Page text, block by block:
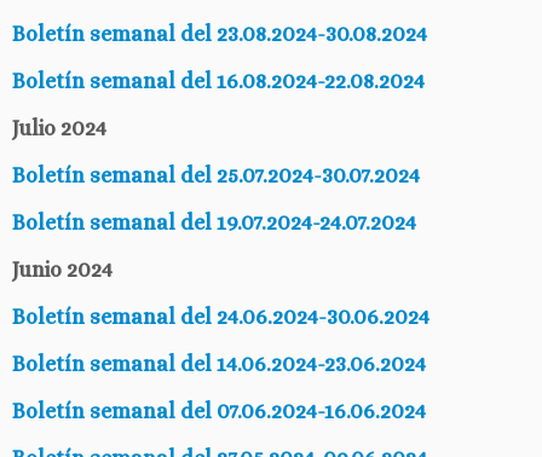
Boletín semanal del 23.08.2024-30.08.2024
Boletín semanal del 16.08.2024-22.08.2024
Julio 2024
Boletín semanal del 25.07.2024-30.07.2024
Boletín semanal del 19.07.2024-24.07.2024
Junio 2024
Boletín semanal del 24.06.2024-30.06.2024
Boletín semanal del 14.06.2024-23.06.2024
Boletín semanal del 07.06.2024-16.06.2024